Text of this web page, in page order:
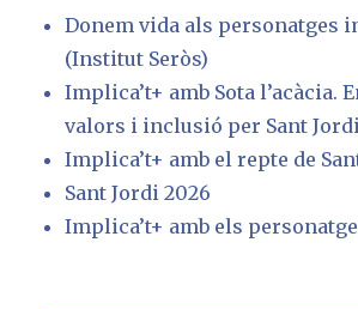
Donem vida als personatges
(Institut Seròs)
Implica’t+ amb Sota l’acàcia.
valors i inclusió per Sant
Implica’t+ amb el repte de
Sant Jordi 2026
Implica’t+ amb els